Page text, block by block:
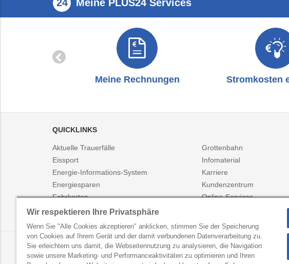
Meine PLUS24 Services
Meine Rechnungen Stromkosten
QUICKLINKS
Aktuelle Trauerfälle
Eissport
Energie-Informations-System
Energiesparen
Fahrkarten
Fahrplanauskunft
Grottenbahn
Infomaterial
Karriere
Kundenzentrum
Online-Services
LINZ AG NEWSLETTER
Erhalten Sie regelmäßig exklusive Neuigkeiten und Aktionen per Mail!
Wir respektieren Ihre Privatsphäre
Wenn Sie "Alle Cookies akzeptieren" anklicken, stimmen Sie der Speicherung
von Cookies auf Ihrem Gerät und der damit verbundenen Datenverarbeitung zu.
Sie erleichtern uns damit, die Webseitennutzung zu analysieren, die Navigation
sowie unsere Marketing- und Performanceaktivitäten zu optimieren und Ihren